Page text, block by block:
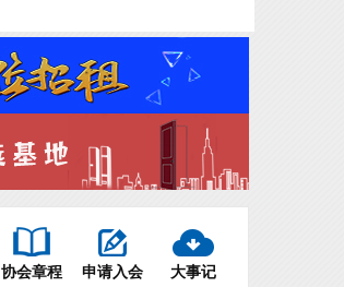
协会章程 申请入会 大事记